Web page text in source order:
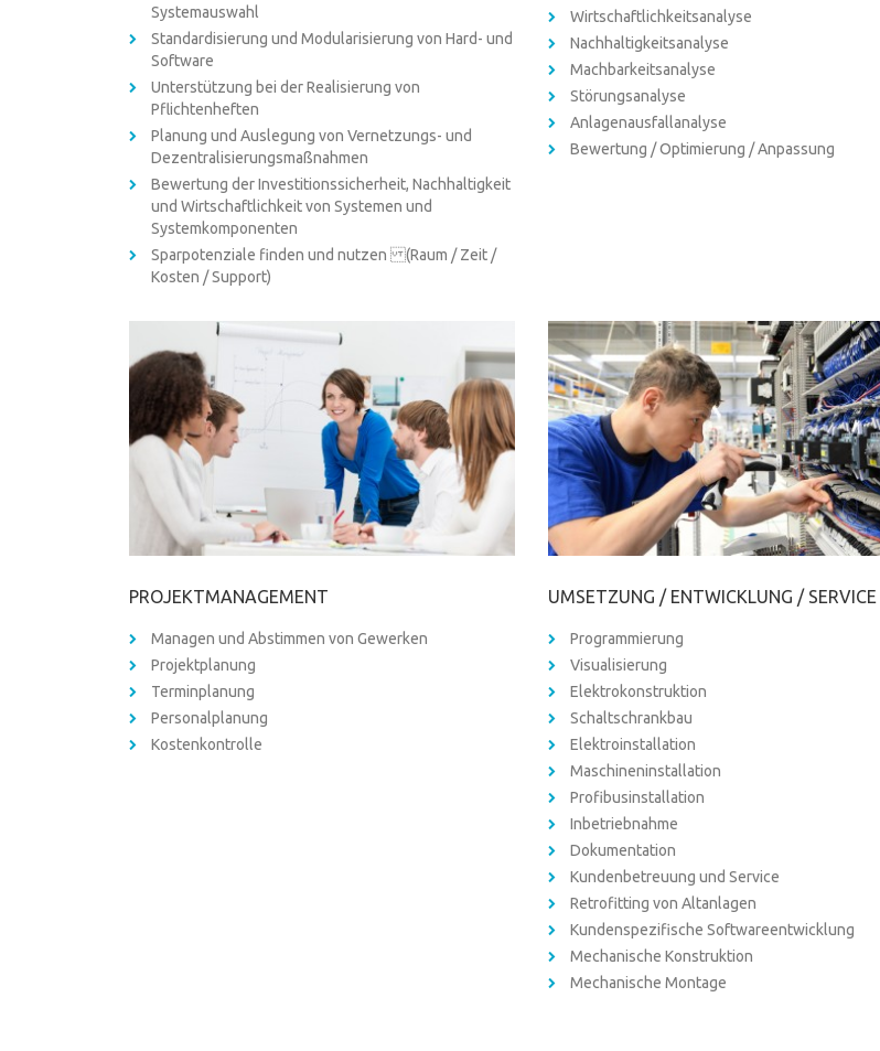
Systemauswahl
Standardisierung und Modularisierung von Hard- und
Software
Unterstützung bei der Realisierung von
Pflichtenheften
Planung und Auslegung von Vernetzungs- und
Dezentralisierungsmaßnahmen
Bewertung der Investitionssicherheit, Nachhaltigkeit
und Wirtschaftlichkeit von Systemen und
Systemkomponenten
Sparpotenziale finden und nutzen (Raum / Zeit /
Kosten / Support)
Wirtschaftlichkeitsanalyse
Nachhaltigkeitsanalyse
Machbarkeitsanalyse
Störungsanalyse
Anlagenausfallanalyse
Bewertung / Optimierung / Anpassung
PROJEKTMANAGEMENT
Managen und Abstimmen von Gewerken
Projektplanung
Terminplanung
Personalplanung
Kostenkontrolle
UMSETZUNG / ENTWICKLUNG / SERVICE
Programmierung
Visualisierung
Elektrokonstruktion
Schaltschrankbau
Elektroinstallation
Maschineninstallation
Profibusinstallation
Inbetriebnahme
Dokumentation
Kundenbetreuung und Service
Retrofitting von Altanlagen
Kundenspezifische Softwareentwicklung
Mechanische Konstruktion
Mechanische Montage